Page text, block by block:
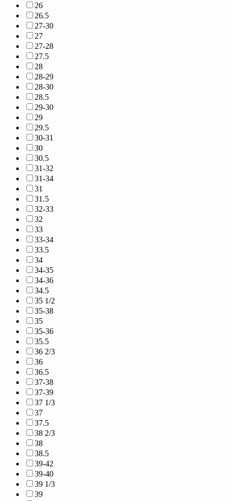
26
26.5
27-30
27
27-28
27.5
28
28-29
28-30
28.5
29-30
29
29.5
30-31
30
30.5
31-32
31-34
31
31.5
32-33
32
33
33-34
33.5
34
34-35
34-36
34.5
35 1/2
35-38
35
35-36
35.5
36 2/3
36
36.5
37-38
37-39
37 1/3
37
37.5
38 2/3
38
38.5
39-42
39-40
39 1/3
39